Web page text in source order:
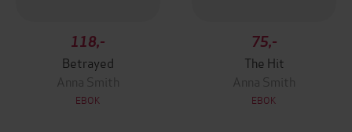
118,-
Betrayed
Anna Smith
EBOK
75,-
The Hit
Anna Smith
EBOK